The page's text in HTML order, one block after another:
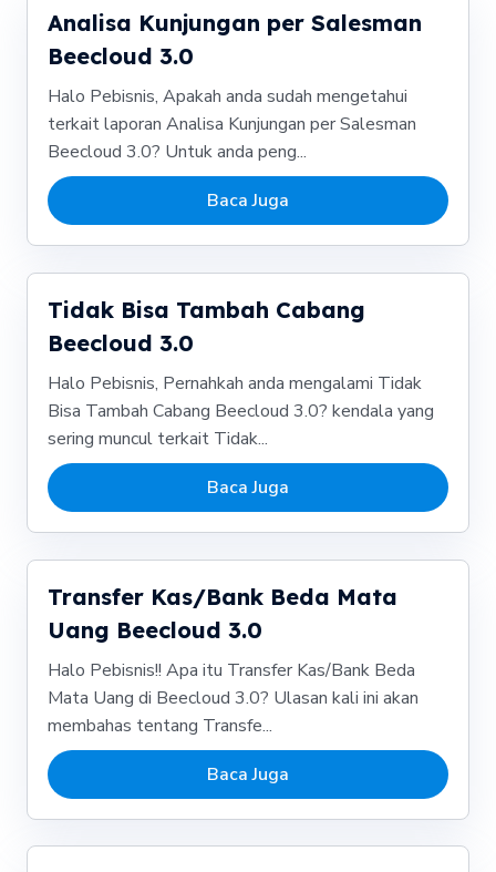
Analisa Kunjungan per Salesman
Beecloud 3.0
Halo Pebisnis, Apakah anda sudah mengetahui
terkait laporan Analisa Kunjungan per Salesman
Beecloud 3.0? Untuk anda peng...
Baca Juga
Tidak Bisa Tambah Cabang
Beecloud 3.0
Halo Pebisnis, Pernahkah anda mengalami Tidak
Bisa Tambah Cabang Beecloud 3.0? kendala yang
sering muncul terkait Tidak...
Baca Juga
Transfer Kas/Bank Beda Mata
Uang Beecloud 3.0
Halo Pebisnis!! Apa itu Transfer Kas/Bank Beda
Mata Uang di Beecloud 3.0? Ulasan kali ini akan
membahas tentang Transfe...
Baca Juga